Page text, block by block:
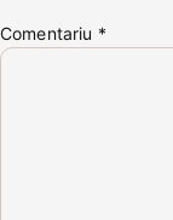
Comentariu *